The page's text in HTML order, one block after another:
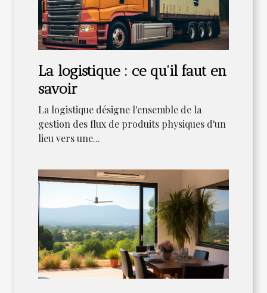
La logistique : ce qu'il faut en
savoir
La logistique désigne l'ensemble de la
gestion des flux de produits physiques d'un
lieu vers une...